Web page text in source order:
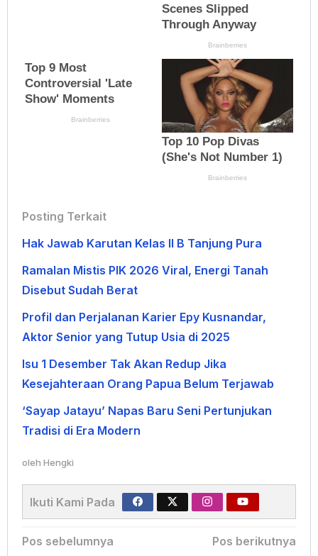
Posting Terkait
Hak Jawab Karutan Kelas II B Tanjung Pura
Ramalan Mistis PIK 2026 Viral, Energi Tanah
Disebut Sudah Berat
Profil dan Perjalanan Karier Epy Kusnandar,
Aktor Senior yang Tutup Usia di 2025
Isu 1 Desember Tak Akan Redup Jika
Kesejahteraan Orang Papua Belum Terjawab
‘Sayap Jatayu’ Napas Baru Seni Pertunjukan
Tradisi di Era Modern
oleh Hengki
Ikuti Kami Pada
Navigasi
Pos sebelumnya
Pos berikutnya